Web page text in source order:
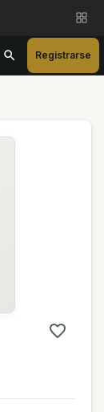
Registrarse